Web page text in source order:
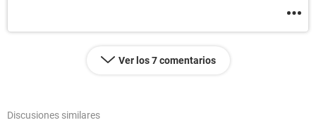
Ver los 7 comentarios
Discusiones similares